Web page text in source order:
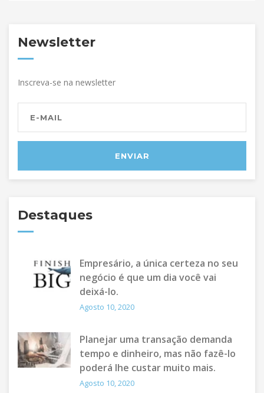
Newsletter
Inscreva-se na newsletter
Destaques
Empresário, a única certeza no seu
negócio é que um dia você vai
deixá-lo.
Agosto 10, 2020
Planejar uma transação demanda
tempo e dinheiro, mas não fazê-lo
poderá lhe custar muito mais.
Agosto 10, 2020